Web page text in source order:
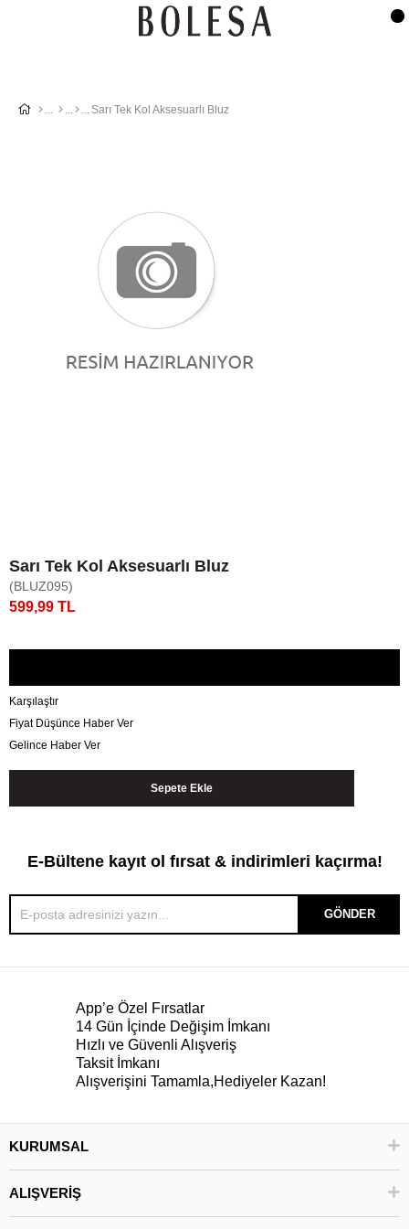
Sarı Tek Kol Aksesuarlı Bluz
Sarı Tek Kol Aksesuarlı Bluz
(BLUZ095)
599,99 TL
Karşılaştır
Fiyat Düşünce Haber Ver
Gelince Haber Ver
E-Bültene kayıt ol fırsat & indirimleri kaçırma!
GÖNDER
App’e Özel Fırsatlar
14 Gün İçinde Değişim İmkanı
Hızlı ve Güvenli Alışveriş
Taksit İmkanı
Alışverişini Tamamla,Hediyeler Kazan!
KURUMSAL
ALIŞVERİŞ